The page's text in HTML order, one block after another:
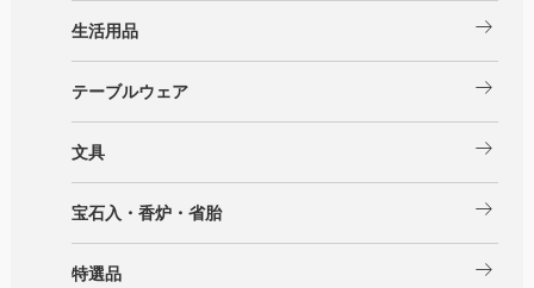
生活用品 arrow_right_alt
テーブルウェア arrow_right_alt
文具 arrow_right_alt
宝石入・香炉・省胎 arrow_right_alt
特選品 arrow_right_alt